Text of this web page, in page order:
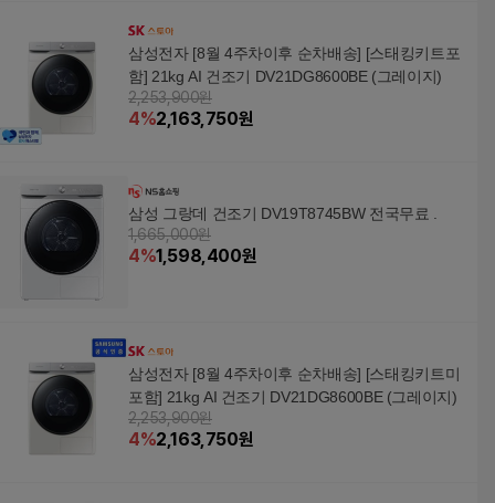
삼성전자 [8월 4주차이후 순차배송] [스태킹키트포
함] 21kg AI 건조기 DV21DG8600BE (그레이지)
2,253,900원
4%2,163,750원
삼성 그랑데 건조기 DV19T8745BW 전국무료 .
1,665,000원
4%1,598,400원
삼성전자 [8월 4주차이후 순차배송] [스태킹키트미
포함] 21kg AI 건조기 DV21DG8600BE (그레이지)
2,253,900원
4%2,163,750원